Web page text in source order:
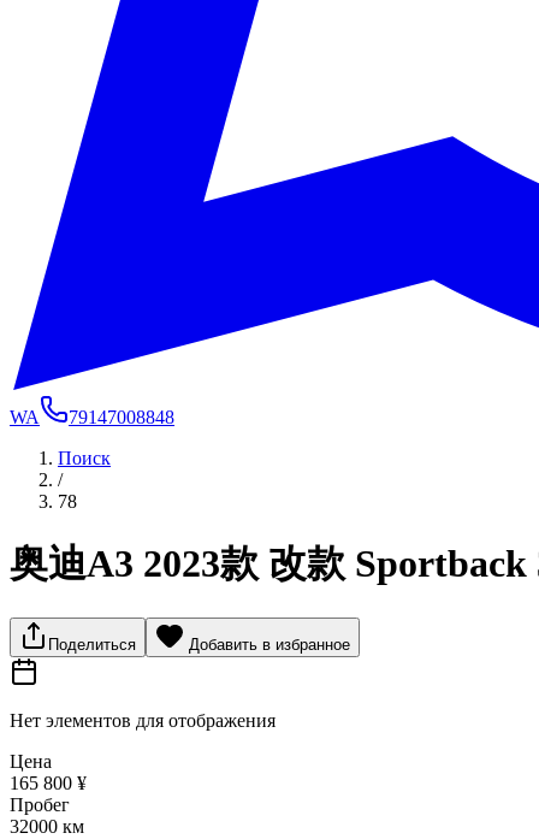
WA
79147008848
Поиск
/
78
奥迪A3 2023款 改款
Поделиться Добавить в избранное
Нет элементов для отображения
Цена
165 800 ¥
Пробег
32000 км